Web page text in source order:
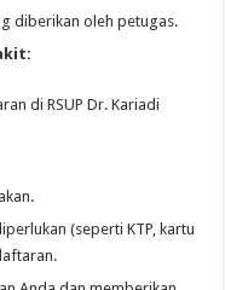
diberikan oleh petugas.
di RSUP Dr. Kariadi
(seperti KTP, kartu